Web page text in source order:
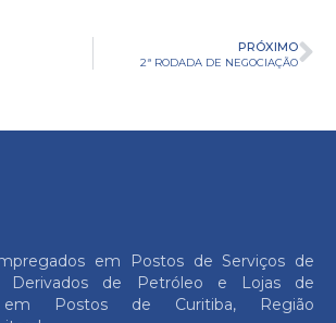
PRÓXIMO
2ª RODADA DE NEGOCIAÇÃO
em Postos de Serviços de
Derivados de Petróleo e Lojas de
em Postos de Curitiba, Região